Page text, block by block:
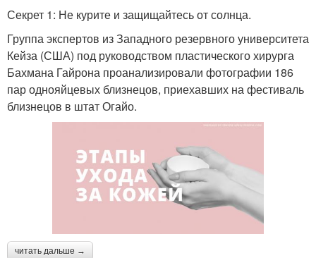
Секрет 1: Не курите и защищайтесь от солнца.
Группа экспертов из Западного резервного университета
Кейза (США) под руководством пластического хирурга
Бахмана Гайрона проанализировали фотографии 186
пар однояйцевых близнецов, приехавших на фестиваль
близнецов в штат Огайо.
читать дальше →